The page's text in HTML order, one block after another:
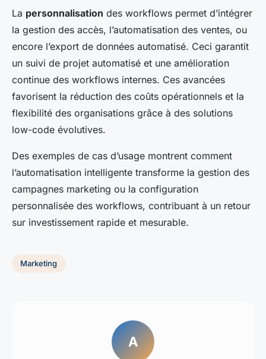
La personnalisation des workflows permet d’intégrer
la gestion des accès, l’automatisation des ventes, ou
encore l’export de données automatisé. Ceci garantit
un suivi de projet automatisé et une amélioration
continue des workflows internes. Ces avancées
favorisent la réduction des coûts opérationnels et la
flexibilité des organisations grâce à des solutions
low-code évolutives.
Des exemples de cas d’usage montrent comment
l’automatisation intelligente transforme la gestion des
campagnes marketing ou la configuration
personnalisée des workflows, contribuant à un retour
sur investissement rapide et mesurable.
Marketing
A